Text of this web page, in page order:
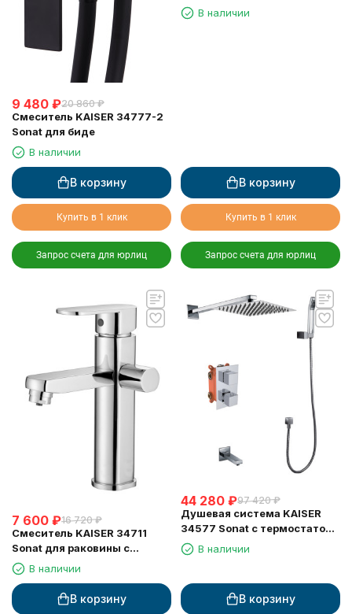
9 480 ₽20 860 ₽
Смеситель KAISER 34777-2
Sonat для биде
В наличии
В корзину
Купить в 1 клик
Запрос счета для юрлиц
скрытого монтажа
(дивертор 6020)
В наличии
В корзину
Купить в 1 клик
Запрос счета для юрлиц
7 600 ₽16 720 ₽
Смеситель KAISER 34711
Sonat для раковины с
краном для питьевой воды
В наличии
В корзину
44 280 ₽97 420 ₽
Душевая система KAISER
34577 Sonat с термостатом
6281, скрытого монтажа
В наличии
В корзину